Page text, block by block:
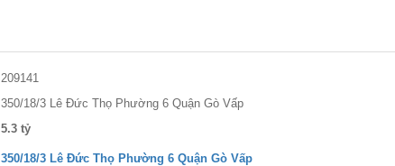
209141
350/18/3 Lê Đức Thọ Phường 6 Quận Gò Vấp
5.3 tỷ
350/18/3 Lê Đức Thọ Phường 6 Quận Gò Vấp